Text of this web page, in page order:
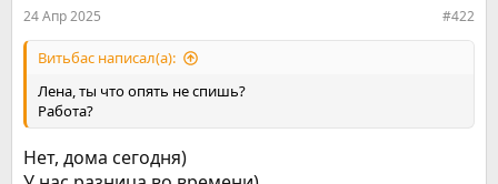
24 Апр 2025 #422
Витьбас написал(а):
Лена, ты что опять не спишь?
Работа?
Нет, дома сегодня)